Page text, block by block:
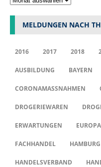
MELDUNGEN NACH
2016 2017 2018
AUSBILDUNG BAYERN
CORONAMASSNAHMEN
DROGERIEWAREN
ERWARTUNGEN EUROPA
FACHHANDEL HAMBURG
HANDELSVERBAND